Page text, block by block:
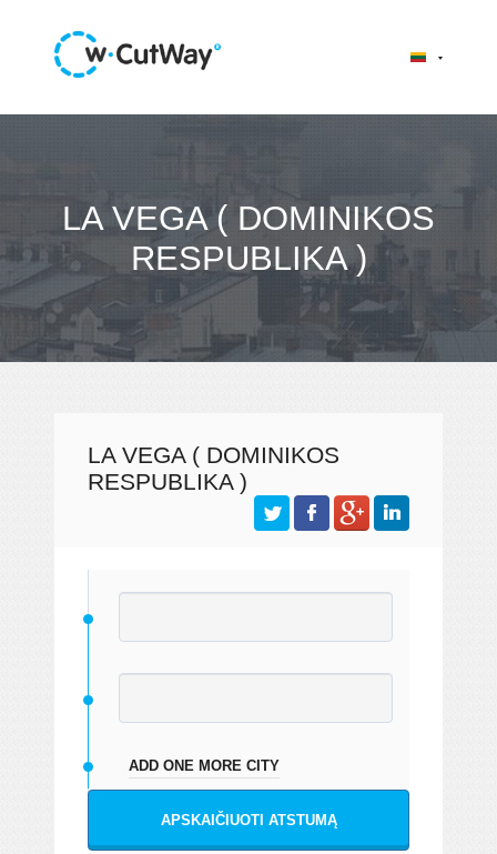
LA VEGA ( DOMINIKOS
RESPUBLIKA )
LA VEGA ( DOMINIKOS
RESPUBLIKA )
ADD ONE MORE CITY
APSKAIČIUOTI ATSTUMĄ